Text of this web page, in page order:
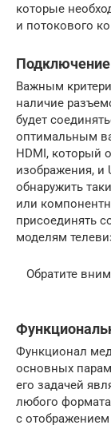
которые
и потокового
Подключение
Важным
наличие
будет
оптимальным
HDMI, который
изображения, и
обнаружить
или
присоединять
моделям
Обратите
Функционал
основных
его задачей
любого
с